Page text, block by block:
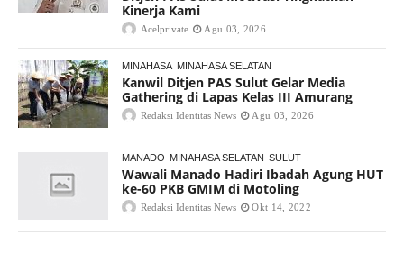
Kinerja Kami
Acelprivate Agu 03, 2026
MINAHASA MINAHASA SELATAN
Kanwil Ditjen PAS Sulut Gelar Media
Gathering di Lapas Kelas III Amurang
Redaksi Identitas News Agu 03, 2026
MANADO MINAHASA SELATAN SULUT
Wawali Manado Hadiri Ibadah Agung HUT
ke-60 PKB GMIM di Motoling
Redaksi Identitas News Okt 14, 2022